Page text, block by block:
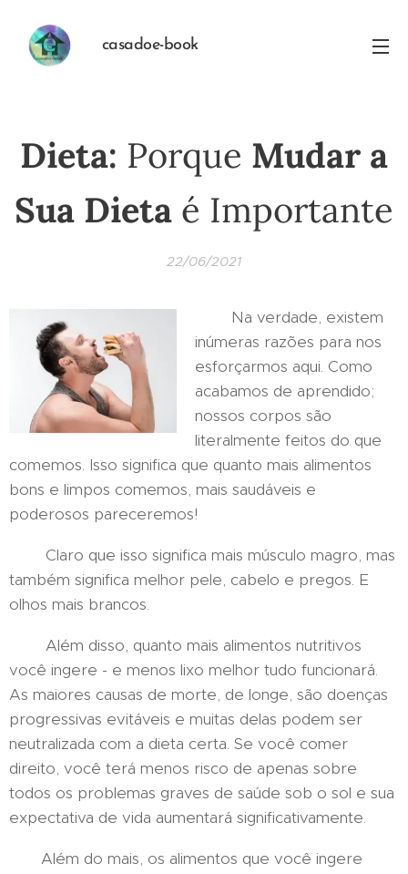
casadoe-book
Dieta: Porque Mudar a
Sua Dieta é Importante
22/06/2021
Na verdade, existem
inúmeras razões para nos
esforçarmos aqui. Como
acabamos de aprendido;
nossos corpos são
literalmente feitos do que
comemos. Isso significa que quanto mais alimentos
bons e limpos comemos, mais saudáveis ​​e
poderosos pareceremos!
Claro que isso significa mais músculo magro, mas
também significa melhor pele, cabelo e pregos. E
olhos mais brancos.
Além disso, quanto mais alimentos nutritivos
você ingere - e menos lixo melhor tudo funcionará.
As maiores causas de morte, de longe, são doenças
progressivas evitáveis ​​e muitas delas podem ser
neutralizada com a dieta certa. Se você comer
direito, você terá menos risco de apenas sobre
todos os problemas graves de saúde sob o sol e sua
expectativa de vida aumentará significativamente.
Além do mais, os alimentos que você ingere